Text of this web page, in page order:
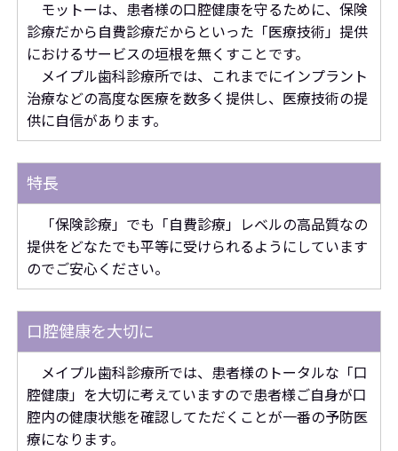
モットーは、患者様の口腔健康を守るために、保険
診療だから自費診療だからといった「医療技術」提供
におけるサービスの垣根を無くすことです。
メイプル歯科診療所では、これまでにインプラント
治療などの高度な医療を数多く提供し、医療技術の提
供に自信があります。
特長
「保険診療」でも「自費診療」レベルの高品質なの
提供をどなたでも平等に受けられるようにしています
のでご安心ください。
口腔健康を大切に
メイプル歯科診療所では、患者様のトータルな「口
腔健康」を大切に考えていますので患者様ご自身が口
腔内の健康状態を確認してただくことが一番の予防医
療になります。